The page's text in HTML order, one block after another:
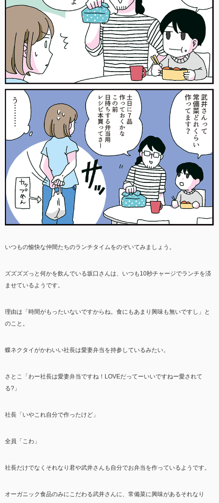
いつもの愉快な仲間たちのランチタイムをのぞいてみましょう。
ズズズズっと何かを飲んでいる坂口さんは、いつも10秒チャージでランチを済
ませているようです。
理由は「時間がもったいないですからね。食にもあまり興味も無いですし」と
のこと。
蝶ネクタイがかわいい社長は愛妻弁当を持参しているみたい。
さとこ「わー社長は愛妻弁当ですね！LOVEだってーいいですねー愛されて
る?」
社長「いやこれ自分で作ったけど」
全員「こわ」
社長だけでなくそれなり君や武井さんも自分でお弁当を作っているようです。
オーガニック食品のみにこだわる武井さんに、常備菜に興味があるそれなり